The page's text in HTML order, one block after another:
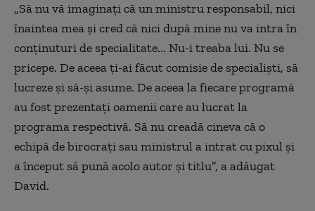
„Să nu vă imaginaţi că un ministru responsabil, nici
înaintea mea şi cred că nici după mine nu va intra în
conţinuturi de specialitate... Nu-i treaba lui. Nu se
pricepe. De aceea ţi-ai făcut comisie de specialişti, să
lucreze şi să-şi asume. De aceea la fiecare programă
au fost prezentaţi oamenii care au lucrat la
programa respectivă. Să nu creadă cineva că o
echipă de birocraţi sau ministrul a intrat cu pixul şi
a început să pună acolo autor şi titlu”, a adăugat
David.